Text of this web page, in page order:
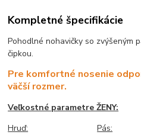
Kompletné špecifikácie
Pohodlné nohavičky so zvýšeným
čipkou.
Pre komfortné nosenie
väčší rozmer.
Veľkostné parametre ŽENY:
Hruď:
Pás: